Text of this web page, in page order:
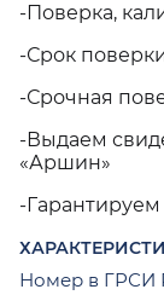
-Поверка,
-Срок
-Срочная
-Выдаем
«Аршин»
-
Номер в ГРСИ